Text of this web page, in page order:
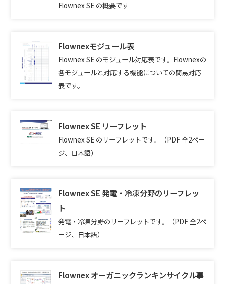
Flownex SE の概要です
Flownexモジュール表
Flownex SE のモジュール対応表です。Flownexの
各モジュールと対応する機能についての簡易対応
表です。
Flownex SE リーフレット
Flownex SE のリーフレットです。（PDF 全2ペー
ジ、日本語）
Flownex SE 発電・冷凍分野のリーフレッ
ト
発電・冷凍分野のリーフレットです。（PDF 全2ペ
ージ、日本語）
Flownex オーガニックランキンサイクル事